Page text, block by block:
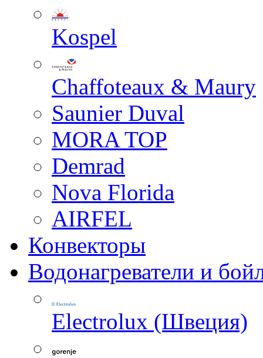
Kospel
Chaffoteaux & Maury
Saunier Duval
MORA TOP
Demrad
Nova Florida
AIRFEL
Конвекторы
Водонагреватели и
Electrolux (Швеция)